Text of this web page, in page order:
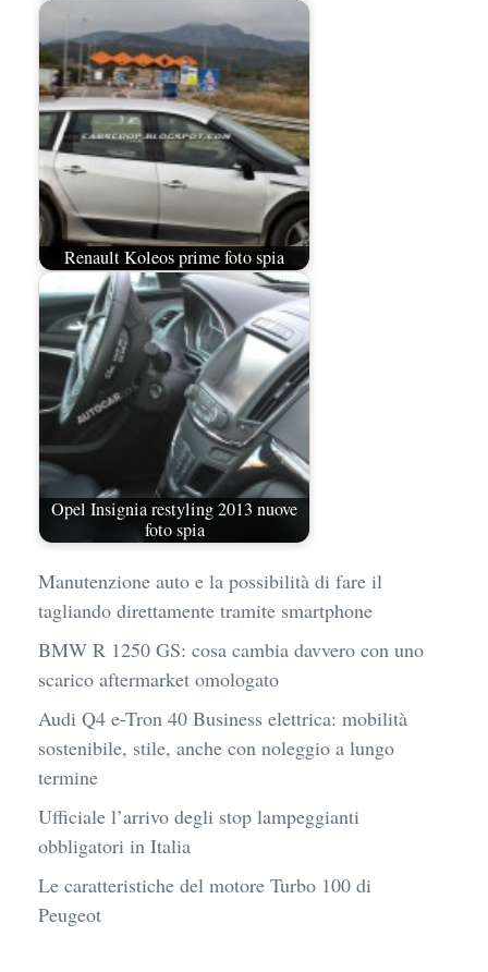
Renault Koleos prime foto spia
Opel Insignia restyling 2013 nuove
foto spia
Manutenzione auto e la possibilità di fare il
tagliando direttamente tramite smartphone
BMW R 1250 GS: cosa cambia davvero con uno
scarico aftermarket omologato
Audi Q4 e-Tron 40 Business elettrica: mobilità
sostenibile, stile, anche con noleggio a lungo
termine
Ufficiale l’arrivo degli stop lampeggianti
obbligatori in Italia
Le caratteristiche del motore Turbo 100 di
Peugeot